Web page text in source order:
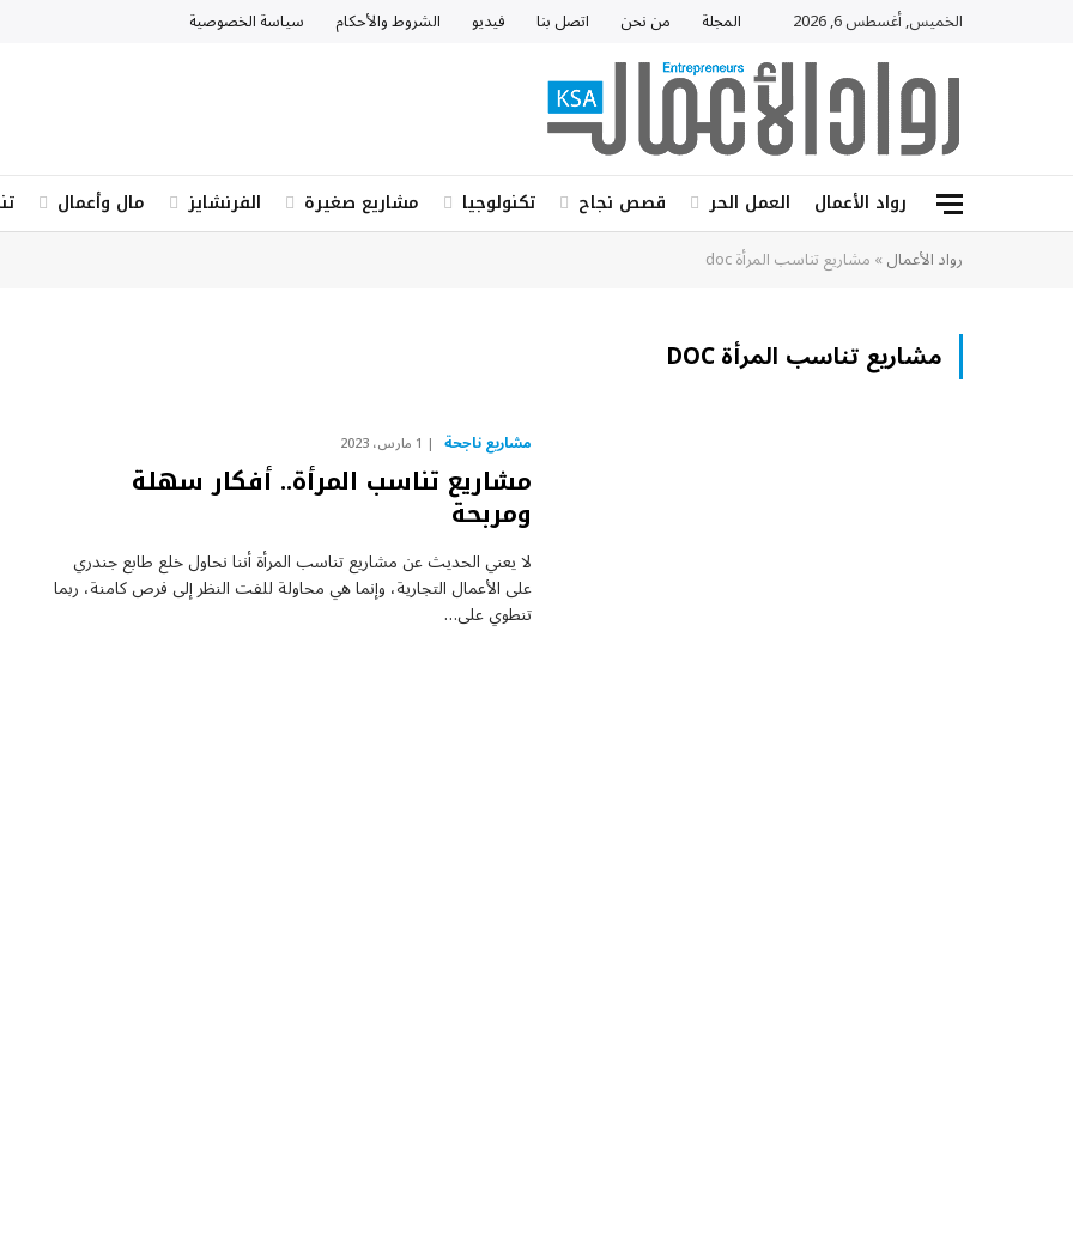
الخميس, أغسطس 6, 2026 المجلة من نحن اتصل بنا فيديو الشروط والأحكام سياسة الخصوصية
رواد الأعمال العمل الحر قصص نجاح تكنولوجيا مشاريع صغيرة الفرنشايز مال وأعمال
رواد الأعمال»مشاريع تناسب المرأة doc
مشاريع تناسب المرأة DOC
مشاريع ناجحة 1 مارس، 2023
مشاريع تناسب المرأة.. أفكار سهلة
ومربحة
لا يعني الحديث عن مشاريع تناسب المرأة أننا نحاول خلع طابع جندري
على الأعمال التجارية، وإنما هي محاولة للفت النظر إلى فرص كامنة، ربما
تنطوي على…